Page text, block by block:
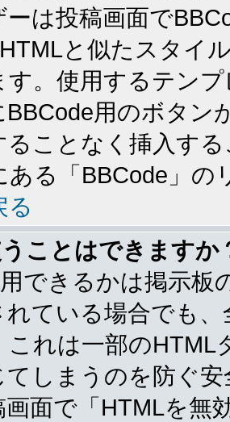
ーは投稿画面で
と似たスタイ
す。使用するテン
BBCode用のボタン
ることなく挿入す
ある「BBCode」
る
ことはできますか
できるかは掲示板
れている場合でも
これは一部の
てしまうのを防ぐ
画面で「HTMLを無